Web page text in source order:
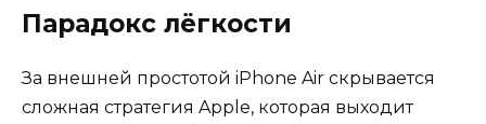
Парадокс лёгкости
За внешней простотой iPhone Air скрывается
сложная стратегия Apple, которая выходит